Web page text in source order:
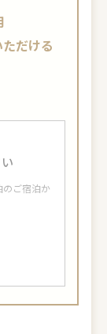
だける
ご宿泊か